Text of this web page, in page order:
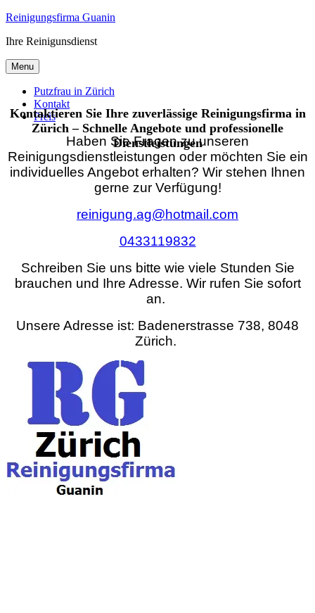
Skip
content
Reinigungsfirma Guanin
Ihre Reinigunsdienst
Menu
Putzfrau in Zürich
Kontakt
Preis
Kontaktieren Sie Ihre zuverlässige Reinigungsfirma in
Zürich – Schnelle Angebote und professionelle
Dienstleistungen
Haben Sie Fragen zu unseren
Reinigungsdienstleistungen oder möchten Sie ein
individuelles Angebot erhalten? Wir stehen Ihnen
gerne zur Verfügung!
reinigung.ag@hotmail.com
0433119832
Schreiben Sie uns bitte wie viele Stunden Sie
brauchen und Ihre Adresse. Wir rufen Sie sofort
an.
Unsere Adresse ist: Badenerstrasse 738, 8048
Zürich.